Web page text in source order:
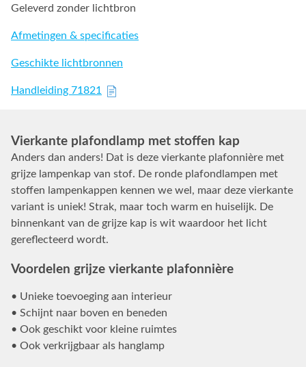
Geleverd zonder lichtbron
Afmetingen & specificaties
Geschikte lichtbronnen
Handleiding 71821
Vierkante plafondlamp met stoffen kap
Anders dan anders! Dat is deze vierkante plafonnière met
grijze lampenkap van stof. De ronde plafondlampen met
stoffen lampenkappen kennen we wel, maar deze vierkante
variant is uniek! Strak, maar toch warm en huiselijk. De
binnenkant van de grijze kap is wit waardoor het licht
gereflecteerd wordt.
Voordelen grijze vierkante plafonnière
• Unieke toevoeging aan interieur
• Schijnt naar boven en beneden
• Ook geschikt voor kleine ruimtes
• Ook verkrijgbaar als hanglamp